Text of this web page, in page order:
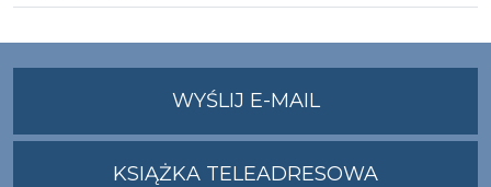
WYŚLIJ E-MAILNA
ADRES
KSIĄŻKA TELEADRESOWA